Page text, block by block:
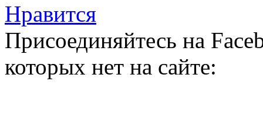
Нравится
Присоединяйтесь на
которых нет на сайте: